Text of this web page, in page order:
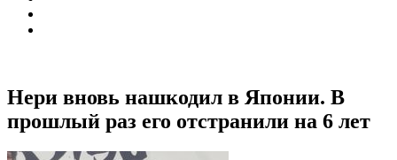
Нери вновь нашкодил в Японии. В
прошлый раз его отстранили на 6 лет